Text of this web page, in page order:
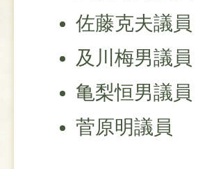
佐藤克夫議員
及川梅男議員
亀梨恒男議員
菅原明議員